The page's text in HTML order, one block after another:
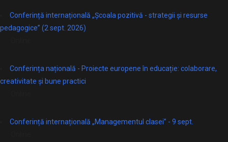
Conferință internațională „Școala pozitivă - strategii și resurse
pedagogice” (2 sept. 2026)
Conferința națională - Proiecte europene în educație: colaborare,
creativitate și bune practici
Conferință internațională „Managementul clasei” - 9 sept.